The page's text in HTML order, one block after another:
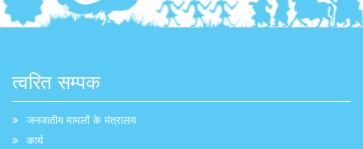
त्वरित सम्पक
जनजातीय मामलों के मंत्रालय
कार्य